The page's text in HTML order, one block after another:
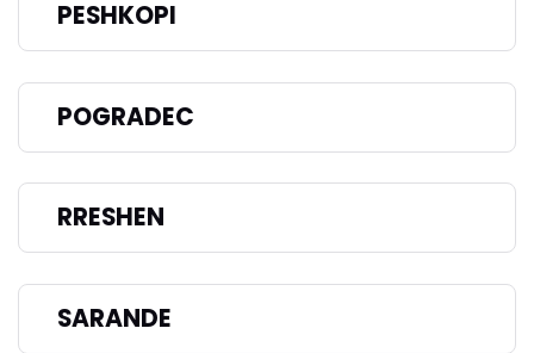
PESHKOPI
POGRADEC
RRESHEN
SARANDE